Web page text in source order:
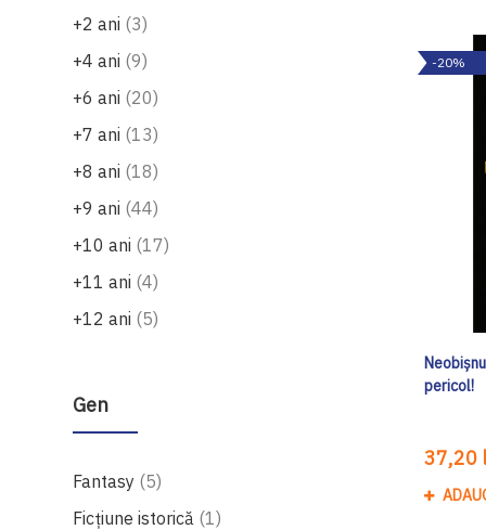
+2 ani 3produse
+4 ani 9produse
+6 ani 20produse
+7 ani 13produse
+8 ani 18produse
+9 ani 44produse
+10 ani 17produse
+11 ani 4produse
+12 ani
5produse
Gen
Fantasy 5produse
Ficțiune istorică 1produs
-20%
pericol!
37,20